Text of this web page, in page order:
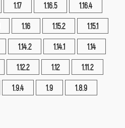
1.17 1.16.5 1.16.4
1.16 1.15.2 1.15.1
1.14.2 1.14.1 1.14
1.12.2 1.12 1.11.2
1.9.4 1.9 1.8.9